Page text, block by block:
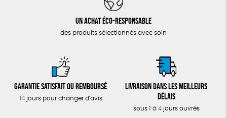
Un achat éco-responsable
des produits sélectionnés avec soin
Garantie satisfait ou remboursé
14 jours pour changer d'avis
Livraison dans les meilleurs
délais
sous 1 à 4 jours ouvrés